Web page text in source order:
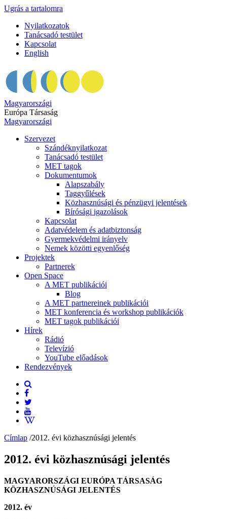
Ugrás a tartalomra
Nyilatkozatok
Tanácsadó testület
Kapcsolat
English
Magyarországi
Európa Társaság
Magyarországi
Szervezet
Szándéknyilatkozat
Tanácsadó testület
MET tagok
Dokumentumok
Alapszabály
Taggyűlések
Közhasznúsági és pénzügyi jelentések
Bírósági igazolások
Kapcsolat
Adatvédelem és adatbiztonság
Gyermekvédelmi irányelv
Nemek közötti egyenlőség
Projektek
Partnerek
Open Space
A MET publikációi
Blog
A MET partnereinek publikációi
MET konferencia és workshop publikációk
MET tagok publikációi
Hírek
Rádió
Televízió
YouTube előadások
Rendezvények
Címlap /2012. évi közhasznúsági jelentés
2012. évi közhasznúsági jelentés
MAGYARORSZÁGI EURÓPA TÁRSASÁG
KÖZHASZNÚSÁGI JELENTÉS
2012. év